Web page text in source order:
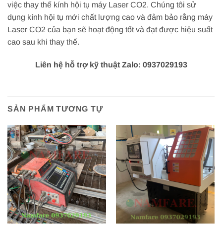
việc thay thế kính hội tụ máy Laser CO2. Chúng tôi sử
dụng kính hội tụ mới chất lượng cao và đảm bảo rằng máy
Laser CO2 của bạn sẽ hoạt động tốt và đạt được hiệu suất
cao sau khi thay thế.
Liên hệ hỗ trợ kỹ thuật Zalo: 0937029193
SẢN PHẨM TƯƠNG TỰ